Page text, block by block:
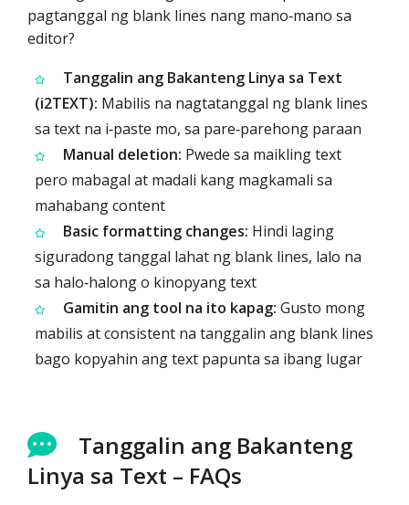
pagtanggal ng blank lines nang mano‑mano sa
editor?
Tanggalin ang Bakanteng Linya sa Text
(i2TEXT): Mabilis na nagtatanggal ng blank lines
sa text na i‑paste mo, sa pare‑parehong paraan
Manual deletion: Pwede sa maikling text
pero mabagal at madali kang magkamali sa
mahabang content
Basic formatting changes: Hindi laging
siguradong tanggal lahat ng blank lines, lalo na
sa halo‑halong o kinopyang text
Gamitin ang tool na ito kapag: Gusto mong
mabilis at consistent na tanggalin ang blank lines
bago kopyahin ang text papunta sa ibang lugar
Tanggalin ang Bakanteng
Linya sa Text – FAQs